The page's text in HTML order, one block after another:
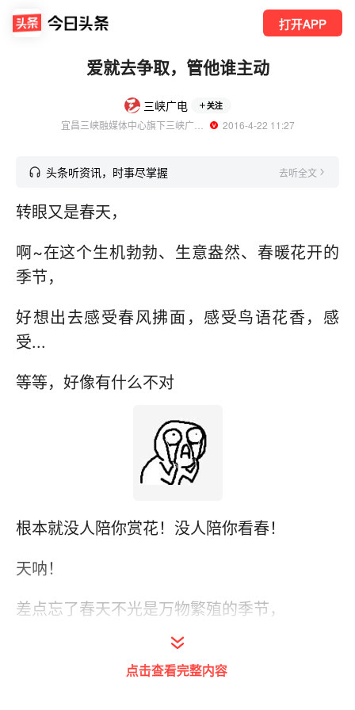
打开APP
爱就去争取，管他谁主动
三峡广电 关注
宜昌三峡融媒体中心旗下三峡广电官方账号
  2016-4-22 11:27
头条听资讯，时事尽掌握 去听全文
转眼又是春天，
啊~在这个生机勃勃、生意盎然、春暖花开的
季节，
好想出去感受春风拂面，感受鸟语花香，感
受...
等等，好像有什么不对
根本就没人陪你赏花！没人陪你看春！
天呐！
差点忘了春天不光是万物繁殖的季节，
点击查看完整内容